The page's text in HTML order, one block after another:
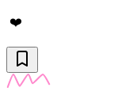
❤️